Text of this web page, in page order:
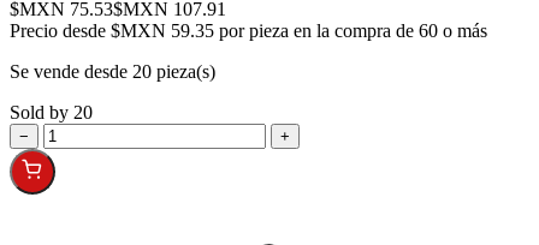
$MXN 75.53$MXN 107.91
Precio desde $MXN 59.35 por pieza en la compra de 60 o más
Se vende desde 20 pieza(s)
Sold by 20
− +